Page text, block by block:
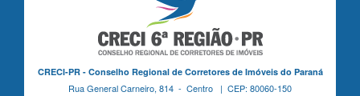
CRECI-PR - Conselho Regional de Corretores de Imóveis do Paraná
Rua General Carneiro, 814 - Centro | CEP: 80060-150